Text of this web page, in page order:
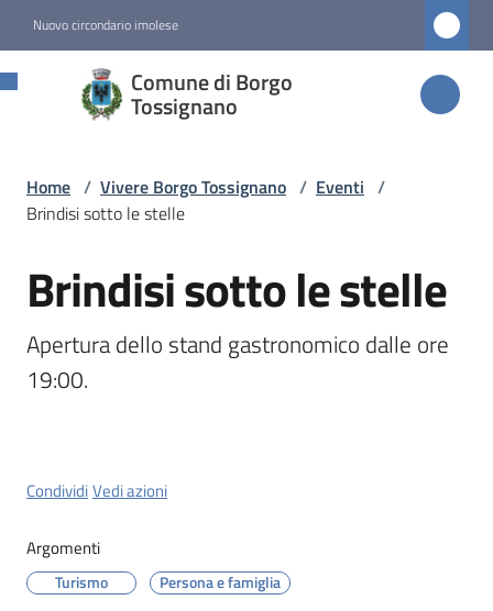
Nuovo circondario imolese
Comune di Borgo
Tossignano
Comune di
Borgo
Novità
Servizi
Menu selezionato
Home / Vivere Borgo Tossignano / Eventi /
Brindisi sotto le stelle
Salta al contenuto
Brindisi sotto le stelle
Apertura dello stand gastronomico dalle ore
19:00.
CondividiVedi azioni
Argomenti
Turismo Persona e famiglia